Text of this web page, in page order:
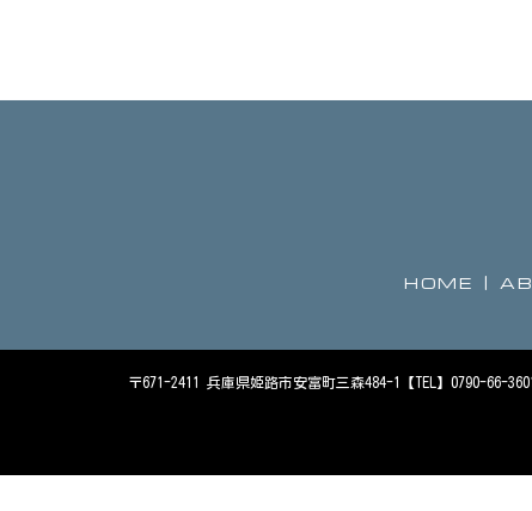
HOME
〒671-2411 兵庫県姫路市安富町三森484-1【TEL】0790-66-